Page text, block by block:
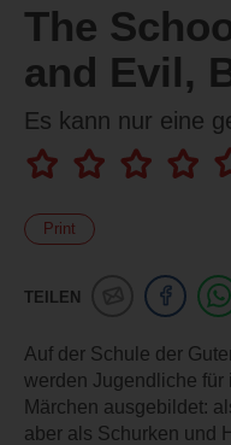
The
and Evil,
Es kann nur eine
Print
TEILEN
Auf der Schule der
werden Jugendliche für
Märchen ausgebildet:
aber als Schurken und